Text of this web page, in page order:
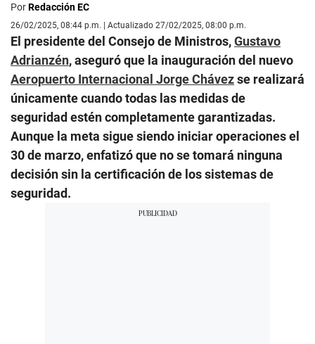
PorRedacción EC
26/02/2025, 08:44 p.m. | Actualizado 27/02/2025, 08:00 p.m.
El presidente del Consejo de Ministros,Gustavo
Adrianzén, aseguró que la inauguración del nuevo
Aeropuerto Internacional Jorge Chávezse realizará
únicamente cuando todas las medidas de
seguridad estén completamente garantizadas.
Aunque la meta sigue siendo iniciar operaciones el
30 de marzo, enfatizó que no se tomará ninguna
decisión sin la certificación de los sistemas de
seguridad.